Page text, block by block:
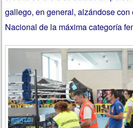
gallego, en general, alzándose
Nacional de la máxima categoría